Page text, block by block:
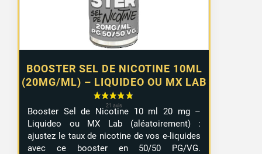
BOOSTER SEL DE NICOTINE 10ML
(20MG/ML) – LIQUIDEO OU MX LAB
9,99 €
Booster Sel de Nicotine 10 ml 20 mg –
Liquideo ou MX Lab (aléatoirement) :
ajustez le taux de nicotine de vos e-liquides
avec ce booster en 50/50 PG/VG.